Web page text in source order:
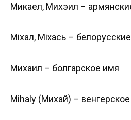
Микаел, Михэил –
Міхал, Міхась –
Михаил – болгарское имя
Mihaly (Михай) –